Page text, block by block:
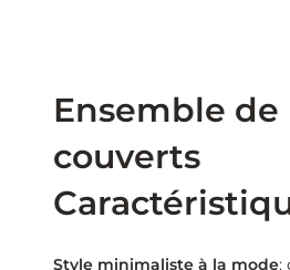
Ensemble de
couverts
Style minimaliste à la mode: